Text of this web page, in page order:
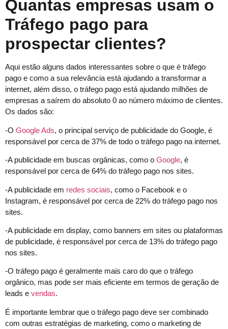
Quantas empresas usam o
Tráfego pago para
prospectar clientes?
Aqui estão alguns dados interessantes sobre o que é tráfego
pago e como a sua relevância está ajudando a transformar a
internet, além disso, o tráfego pago está ajudando milhões de
empresas a saírem do absoluto 0 ao número máximo de clientes.
Os dados são:
-O Google Ads, o principal serviço de publicidade do Google, é
responsável por cerca de 37% de todo o tráfego pago na internet.
-A publicidade em buscas orgânicas, como o Google, é
responsável por cerca de 64% do tráfego pago nos sites.
-A publicidade em redes sociais, como o Facebook e o
Instagram, é responsável por cerca de 22% do tráfego pago nos
sites.
-A publicidade em display, como banners em sites ou plataformas
de publicidade, é responsável por cerca de 13% do tráfego pago
nos sites.
-O tráfego pago é geralmente mais caro do que o tráfego
orgânico, mas pode ser mais eficiente em termos de geração de
leads e vendas.
É importante lembrar que o tráfego pago deve ser combinado
com outras estratégias de marketing, como o marketing de